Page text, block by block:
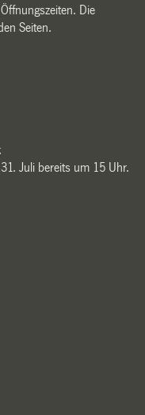
Die
Seiten.
Juli bereits um 15 Uhr.